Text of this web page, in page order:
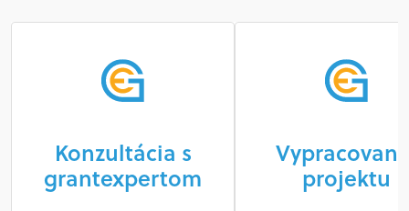
Konzultácia s
grantexpertom
projektu